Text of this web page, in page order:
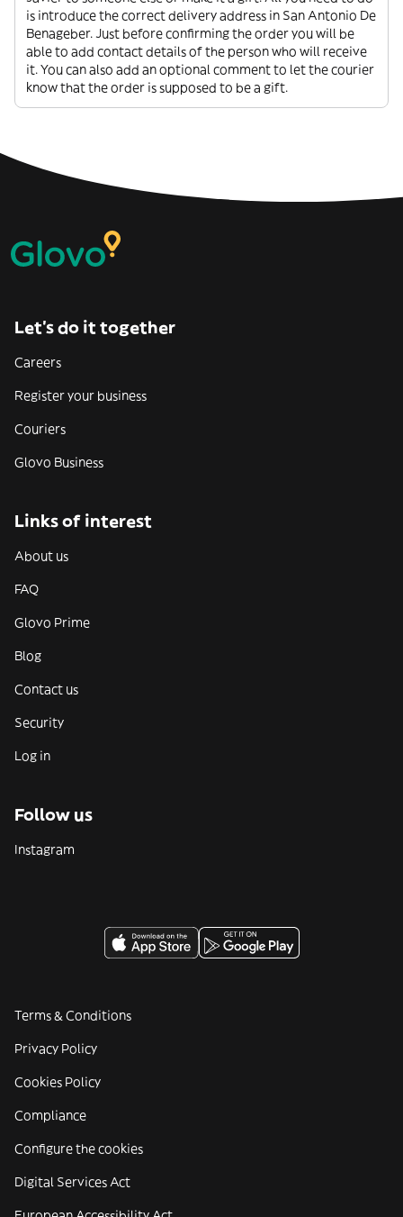
is introduce the correct delivery address in San Antonio De
Benageber. Just before confirming the order you will be
able to add contact details of the person who will receive
it. You can also add an optional comment to let the courier
know that the order is supposed to be a gift.
Let’s do it together
Careers
Register your business
Couriers
Glovo Business
Links of interest
About us
FAQ
Glovo Prime
Blog
Contact us
Security
Log in
Follow us
Instagram
Terms & Conditions
Privacy Policy
Cookies Policy
Compliance
Configure the cookies
Digital Services Act